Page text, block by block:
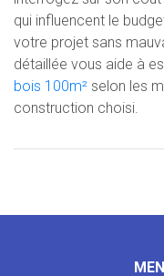
qui influencent le
votre projet sans
détaillée vous aide à
bois 100m² selon les
construction choisi.